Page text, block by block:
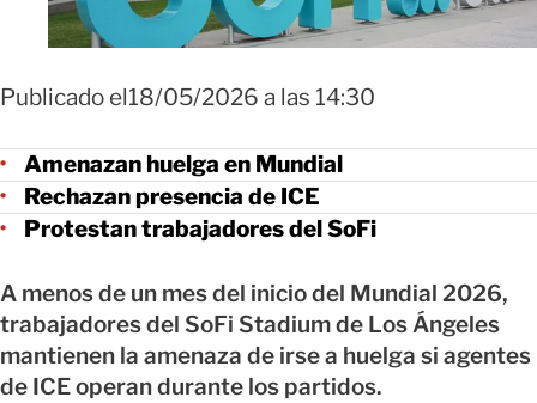
Publicado el18/05/2026 a las 14:30
Amenazan huelga en Mundial
Rechazan presencia de ICE
Protestan trabajadores del SoFi
A menos de un mes del inicio del Mundial 2026,
trabajadores del SoFi Stadium de Los Ángeles
mantienen la amenaza de irse a huelga si agentes
de ICE operan durante los partidos.